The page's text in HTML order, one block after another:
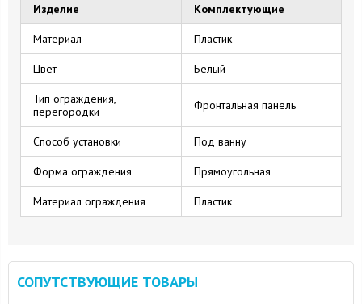
Изделие Комплектующие
Материал Пластик
Цвет Белый
Тип ограждения,
перегородки
Фронтальная панель
Способ установки Под ванну
Форма ограждения Прямоугольная
Материал ограждения Пластик
СОПУТСТВУЮЩИЕ ТОВАРЫ